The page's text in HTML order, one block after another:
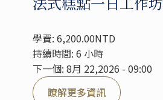
學費: 6,200.00NTD
持續時間: 6 小時
下一個: 8月 22,2026 - 09:00
瞭解更多資訊